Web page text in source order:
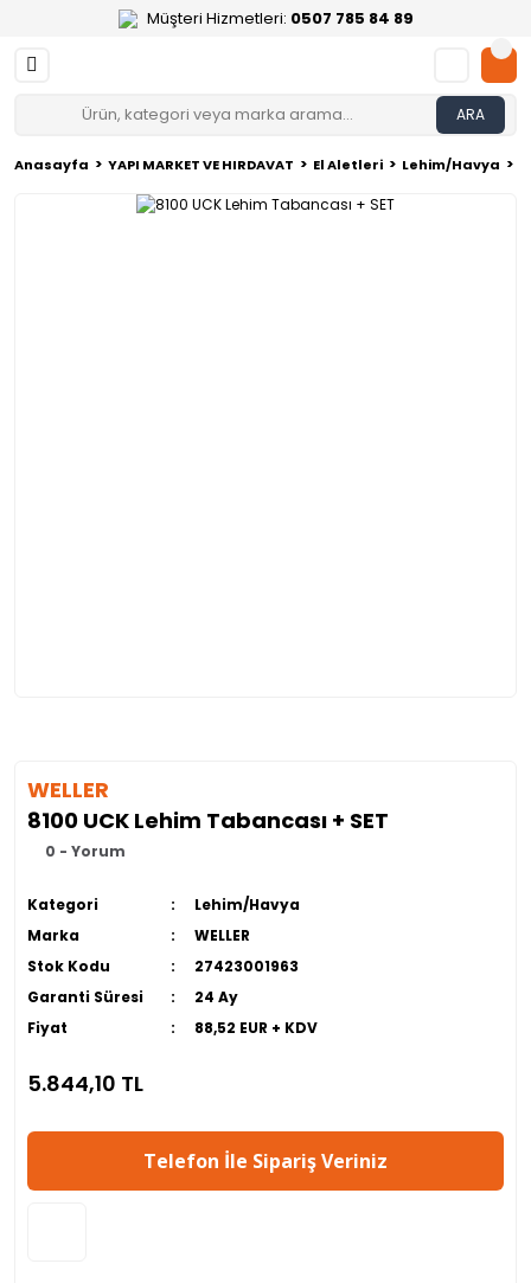
Müşteri Hizmetleri: 0507 785 84 89
ARA
Anasayfa YAPI MARKET VE HIRDAVAT El Aletleri Lehim/Havya
WELLER
8100 UCK Lehim Tabancası + SET
0 - Yorum
Kategori
Lehim/Havya
Marka
WELLER
Stok Kodu
27423001963
Garanti Süresi
24 Ay
Fiyat
88,52 EUR + KDV
5.844,10 TL
Telefon İle Sipariş Veriniz